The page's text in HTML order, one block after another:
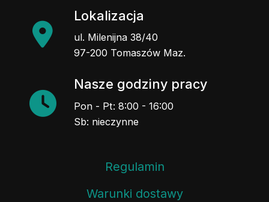
Lokalizacja
ul. Milenijna 38/40
97-200 Tomaszów Maz.
Nasze godziny pracy
Pon - Pt: 8:00 - 16:00
Sb: nieczynne
Regulamin
Warunki dostawy